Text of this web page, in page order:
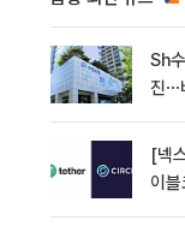
Sh
진⋯
[넥
이